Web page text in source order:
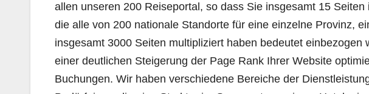
allen unseren 200 Reiseportal, so dass Sie insgesamt 15
die alle von 200 nationale Standorte für eine einzelne Provinz,
insgesamt 3000 Seiten multipliziert haben bedeutet einbezogen
einer deutlichen Steigerung der Page Rank Ihrer Website
Buchungen. Wir haben verschiedene Bereiche der